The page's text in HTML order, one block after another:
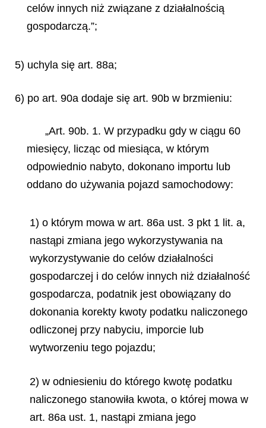
celów innych niż związane z działalnością
gospodarczą.”;
5) uchyla się art. 88a;
6) po art. 90a dodaje się art. 90b w brzmieniu:
„Art. 90b. 1. W przypadku gdy w ciągu 60
miesięcy, licząc od miesiąca, w którym
odpowiednio nabyto, dokonano importu lub
oddano do używania pojazd samochodowy:
1) o którym mowa w art. 86a ust. 3 pkt 1 lit. a,
nastąpi zmiana jego wykorzystywania na
wykorzystywanie do celów działalności
gospodarczej i do celów innych niż działalność
gospodarcza, podatnik jest obowiązany do
dokonania korekty kwoty podatku naliczonego
odliczonej przy nabyciu, imporcie lub
wytworzeniu tego pojazdu;
2) w odniesieniu do którego kwotę podatku
naliczonego stanowiła kwota, o której mowa w
art. 86a ust. 1, nastąpi zmiana jego